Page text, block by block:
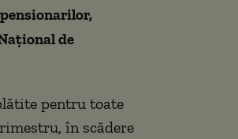
de
pentru toate
în scădere